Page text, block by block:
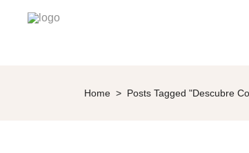
Home > Posts Tagged "Descubre